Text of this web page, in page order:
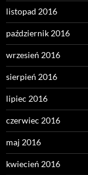
listopad 2016
październik 2016
wrzesień 2016
sierpień 2016
lipiec 2016
czerwiec 2016
maj 2016
kwiecień 2016